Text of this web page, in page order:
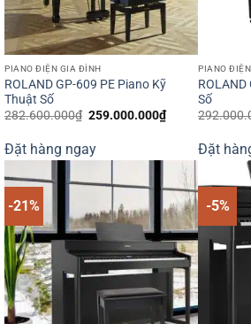
PIANO ĐIỆN GIA ĐÌNH
ROLAND GP-609 PE Piano Kỹ
Thuật Số
282.600.000₫ Giá
282.600.000₫.
259.000.000₫Giá
hiện
259.000.000₫.
Đặt hàng ngay
PIANO
ROLAND
Số
Đặt
-21% -5%